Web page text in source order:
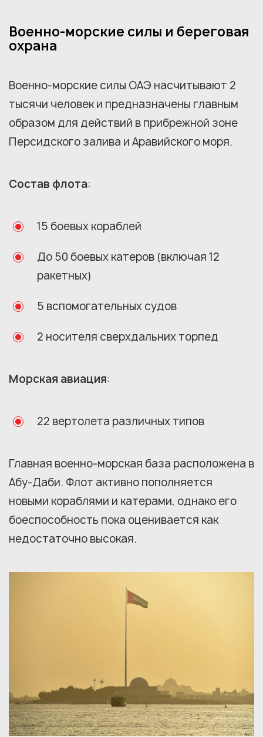
Военно-морские силы и береговая
охрана
Военно-морские силы ОАЭ насчитывают 2
тысячи человек и предназначены главным
образом для действий в прибрежной зоне
Персидского залива и Аравийского моря.
Состав флота:
15 боевых кораблей
До 50 боевых катеров (включая 12
ракетных)
5 вспомогательных судов
2 носителя сверхдальних торпед
Морская авиация:
22 вертолета различных типов
Главная военно-морская база расположена в
Абу-Даби. Флот активно пополняется
новыми кораблями и катерами, однако его
боеспособность пока оценивается как
недостаточно высокая.